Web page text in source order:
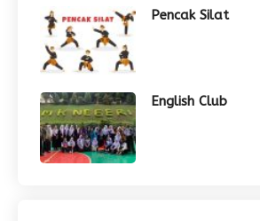
Pencak Silat
English Club